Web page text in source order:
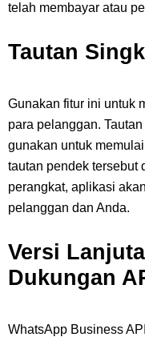
telah membayar atau
Tautan
Gunakan fitur ini untuk
para pelanggan.
gunakan untuk
tautan pendek tersebut
perangkat, aplikasi
pelanggan dan Anda.
Versi
Dukungan
WhatsApp Business